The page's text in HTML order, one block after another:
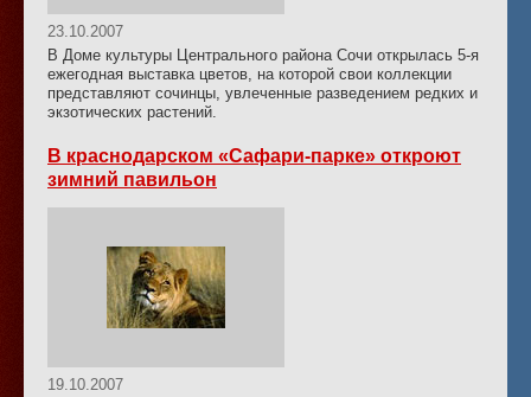
23.10.2007
В Доме культуры Центрального района Сочи открылась 5-я
ежегодная выставка цветов, на которой свои коллекции
представляют сочинцы, увлеченные разведением редких и
экзотических растений.
В краснодарском «Сафари-парке» откроют
зимний павильон
19.10.2007